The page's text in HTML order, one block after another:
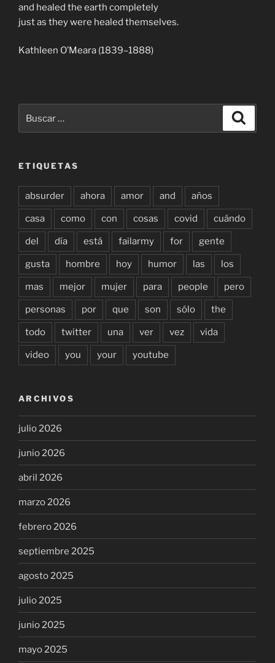
and healed the earth completely
just as they were healed themselves.
Kathleen O’Meara (1839–1888)
por:
ETIQUETAS
absurder ahora amor and años
casa como con cosas covid cuándo
del día está failarmy for gente
gusta hombre hoy humor las los
mas mejor mujer para people pero
personas por que son sólo the
todo twitter una ver vez vida
video you your youtube
ARCHIVOS
julio 2026
junio 2026
abril 2026
marzo 2026
febrero 2026
septiembre 2025
agosto 2025
julio 2025
junio 2025
mayo 2025